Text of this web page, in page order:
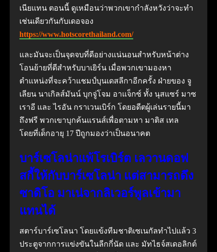
เนียแทน ตอนนี้ ดูเหมือนว่าพวกเขากำลังหวังว่าจะทำ
เช่นเดียวกันกับเดอจอง
https://www.hotscorethailand.com/
และมันจะเป็นจุดจบที่ดีอย่างแน่นอนสำหรับหน้าต่าง
โอนย้ายที่ดีสำหรับบาเยิร์น เมื่อพวกเขามองหา
ตำแหน่งที่จะคว้าแชมป์บุนเดสลีกาอีกครั้ง ฝ่ายของ จู
เลียน นาเกิลส์มันน์ บุกจู่โจม อาแจ็กซ์ ทั้ง นุสแซร์ มาซ
เราอี และ ไรอัน กราเวนเบิร์ก โดยอดีตผู้เล่นรายนี้มา
ถึงฟรี พวกเขาบุกค้นแรนส์เพื่อตามหา มาติส เทล
โดยที่เด็กอายุ 17 ปีถูกมองว่าเป็นอนาคต
บาร์เซโลน่าแพ้โรเบิร์ต เลวานดอฟ
สกี้ให้กับบาร์เซโลน่า แต่สามารถดึง
ซาดิโอ มาเน่จากลิเวอร์พูลเข้ามา
แทนได้
สตาร์บาร์เซโลนา โดยแข้งทีมชาติเซเนกัลทำไปแล้ว 3
ประตูจากการแข่งขันในลีกกี่นัด และ มัทไธจ์สเดอลิกต์